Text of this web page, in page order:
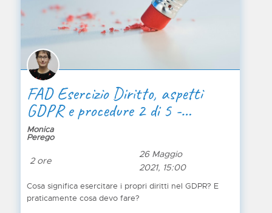
FAD Esercizio Diritto, aspetti
GDPR e procedure 2 di 5 -
PRATICA
Monica
Perego
2 ore
26 Maggio
2021, 15:00
Cosa significa esercitare i propri diritti nel GDPR? E
praticamente cosa devo fare?